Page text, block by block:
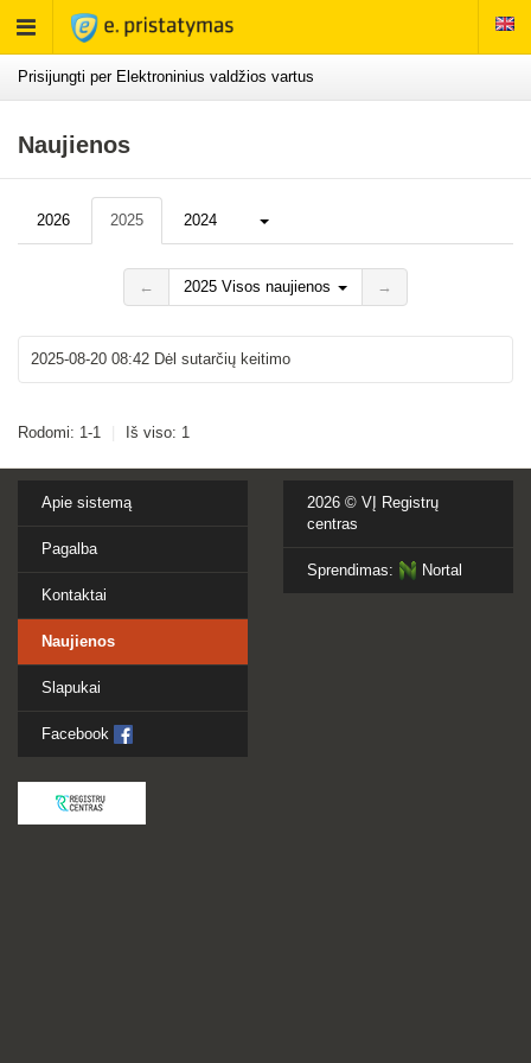
Rodyti
meniu
Prisijungti per Elektroninius valdžios vartus
Naujienos
2026 2025 2024 Daugiau...
← 2025 Visos naujienos →
2025-08-20 08:42 Dėl sutarčių keitimo
Rodomi: 1-1 Iš viso: 1
Apie sistemą
Pagalba
Kontaktai
Naujienos
Slapukai
Facebook
2026 © VĮ Registrų
centras
Sprendimas: Nortal